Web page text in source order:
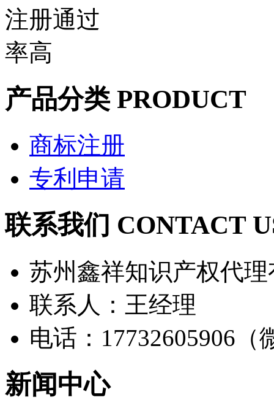
产品分类 PRODUCT
商标注册
专利申请
联系我们 CONTACT
苏州鑫祥知识产权代
联系人：王经理
电话：17732605906（
新闻中心